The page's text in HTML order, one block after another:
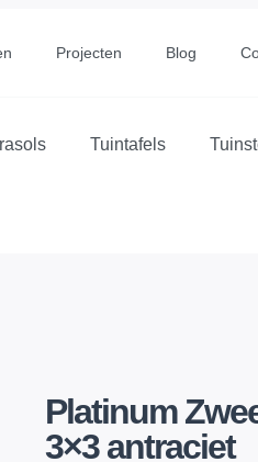
Projecten Blog
Tuintafels
Platinum
3×3 antraciet